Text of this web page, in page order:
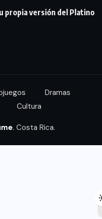
propia versión del Platino
Dramas
Cultura
. Costa Rica.